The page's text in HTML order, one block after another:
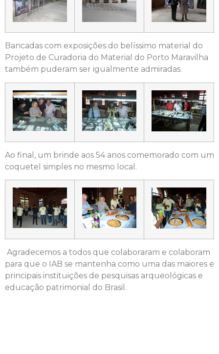
Bancadas com exposições do belíssimo material do
Projeto de Curadoria do Material do Porto Maravilha
também puderam ser igualmente admiradas.
Ao final, um brinde aos 54 anos comemorado com um
coquetel simples no mesmo local.
Agradecemos a todos que colaboraram e colaboram
para que o IAB se mantenha como uma das maiores e
principais instituições de pesquisas arqueológicas e
educação patrimonial do Brasil.